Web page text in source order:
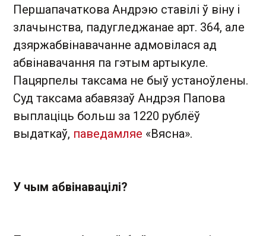
Першапачаткова Андрэю ставілі ў віну і
злачынства, падугледжанае арт. 364, але
дзяржабвінавачанне адмовілася ад
абвінавачання па гэтым артыкуле.
Пацярпелы таксама не быў устаноўлены.
Суд таксама абавязаў Андрэя Папова
выплаціць больш за 1220 рублёў
выдаткаў, паведамляе «Вясна».
У чым абвінавацілі?